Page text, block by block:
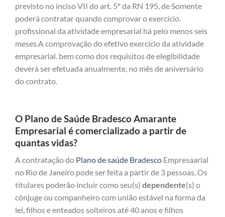
previsto no inciso VII do art. 5º da RN 195, de Somente
poderá contratar quando comprovar o exercício.
profissional da atividade empresarial há pelo menos seis
meses.A comprovação do efetivo exercício da atividade
empresarial. bem como dos requisitos de elegibilidade
deverá ser efetuada anualmente, no mês de aniversário
do contrato.
O Plano de Saúde Bradesco Amarante
Empresarial é comercializado a partir de
quantas vidas?
A contratação do Plano de saúde Bradesco Empresaarial
no Rio de Janeiro pode ser feita a partir de 3 pessoas, Os
titulares poderão incluir como seu(s) dependente(s) o
cônjuge ou companheiro com união estável na forma da
lei, filhos e enteados solteiros até 40 anos e filhos